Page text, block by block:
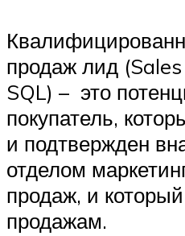
продаж лид
SQL) – это
покупатель,
и подтвержден
отделом
продаж, и
продажам.